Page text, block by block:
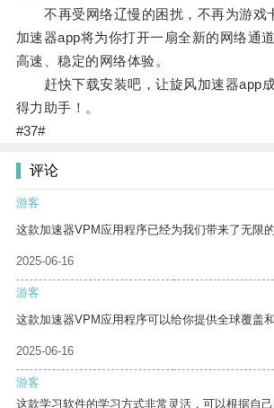
不再受网络辽慢的困扰，不再为游戏
加速器app将为你打开一扇全新的网络通
高速、稳定的网络体验。
赶快下载安装吧，让旋风加速器app成
得力助手！。
#37#
评论
游客
这款加速器VPM应用程序已经为我们带来了无限
2025-06-16
游客
这款加速器VPM应用程序可以给你提供全球覆盖
2025-06-16
游客
这款学习软件的学习方式非常灵活，可以根据自